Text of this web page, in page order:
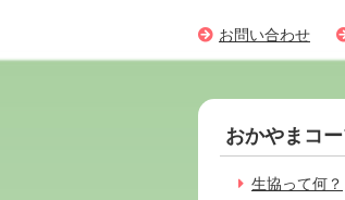
お問い合わせ
おかやまコ
生協って何？